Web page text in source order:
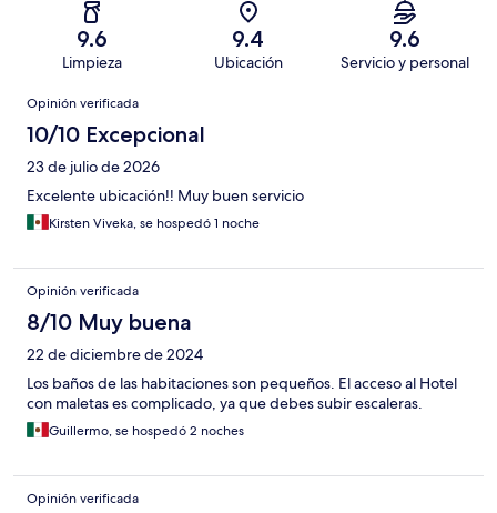
9.6
Limpieza
9.4
Ubicación
9.6
Servicio y personal
Opiniones
Opinión verificada
10/10 Excepcional
23 de julio de 2026
Excelente ubicación!! Muy buen servicio
Kirsten Viveka, se hospedó 1 noche
Opinión verificada
8/10 Muy buena
22 de diciembre de 2024
Los baños de las habitaciones son pequeños. El acceso al Hotel
con maletas es complicado, ya que debes subir escaleras.
Guillermo, se hospedó 2 noches
Opinión verificada